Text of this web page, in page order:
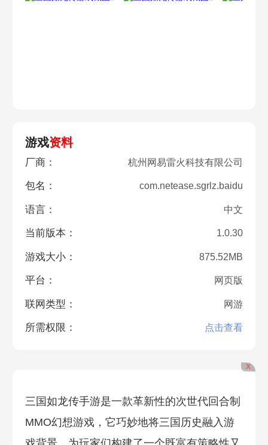
游戏资料
厂商： 杭州网易雷火科技有限公司
包名： com.netease.sgrlz.baidu
语言： 中文
当前版本： 1.0.30
游戏大小： 875.52MB
平台： 网页版
联网类型： 网游
所需权限： 点击查看
X
三国如龙传手游是一款革新性的次世代回合制
MMO幻想游戏，它巧妙地将三国历史融入游